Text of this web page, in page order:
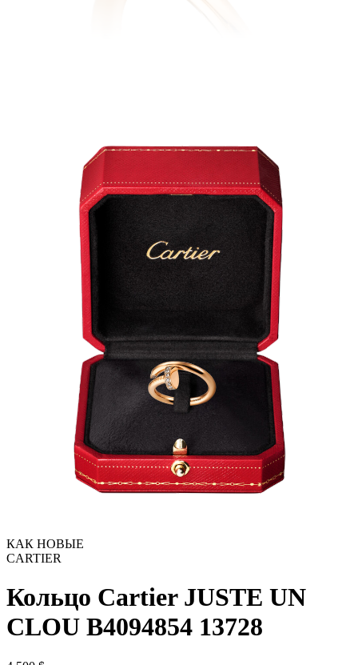
КАК НОВЫЕ
CARTIER
Кольцо Cartier JUSTE UN
CLOU B4094854 13728